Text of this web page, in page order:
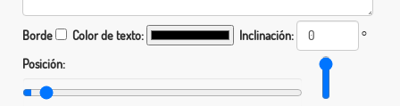
Borde Color de texto: Inclinación:
°
Posición: